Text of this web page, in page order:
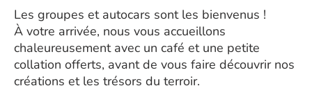
Les groupes et autocars sont les bienvenus !
À votre arrivée, nous vous accueillons
chaleureusement avec un café et une petite
collation offerts, avant de vous faire découvrir nos
créations et les trésors du terroir.